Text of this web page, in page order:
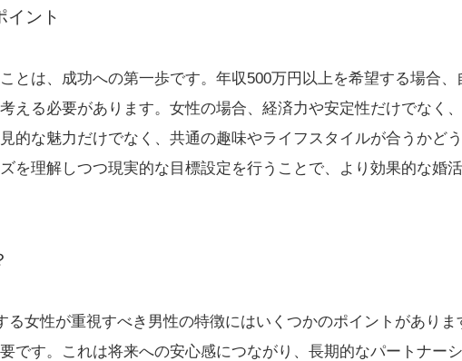
イント
とは、成功への第一歩です。年収500万円以上を希望する場合、
える必要があります。女性の場合、経済力や安定性だけでなく
的な魅力だけでなく、共通の趣味やライフスタイルが合うかど
を理解しつつ現実的な目標設定を行うことで、より効果的な婚
女性が重視すべき男性の特徴にはいくつかのポイントがありま
です。これは将来への安心感につながり、長期的なパートナー